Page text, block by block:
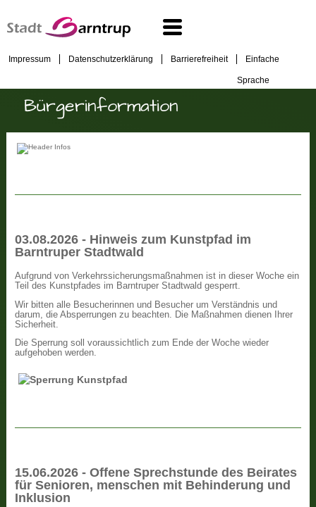
Impressum Datenschutzerklärung Barrierefreiheit Einfache
Sprache
Bürgerinformation
03.08.2026 - Hinweis zum Kunstpfad im
Barntruper Stadtwald
Aufgrund von Verkehrssicherungsmaßnahmen ist in dieser Woche ein
Teil des Kunstpfades im Barntruper Stadtwald gesperrt.
Wir bitten alle Besucherinnen und Besucher um Verständnis und
darum, die Absperrungen zu beachten. Die Maßnahmen dienen Ihrer
Sicherheit.
Die Sperrung soll voraussichtlich zum Ende der Woche wieder
aufgehoben werden.
15.06.2026 - Offene Sprechstunde des Beirates
für Senioren, menschen mit Behinderung und
Inklusion